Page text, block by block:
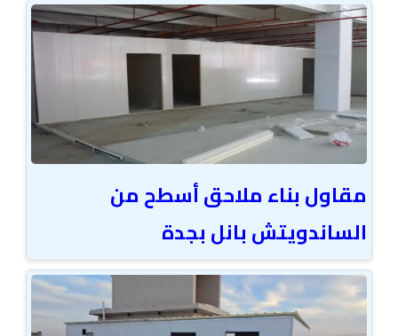
مقاول بناء ملاحق أسطح من
الساندويتش بانل بجدة